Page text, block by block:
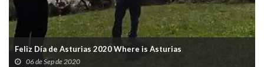
Feliz Día de Asturias 2020 Where is Asturias
06 de Sep de 2020